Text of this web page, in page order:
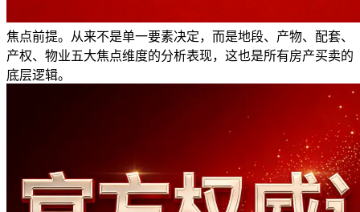
焦点前提。从来不是单一要素决定，而是地段、产物、配套、
产权、物业五大焦点维度的分析表现，这也是所有房产买卖的
底层逻辑。